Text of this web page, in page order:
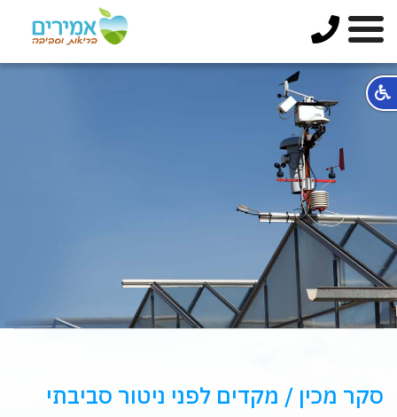
סקר מכין ‏/ מקדים לפני ניטור סביבתי